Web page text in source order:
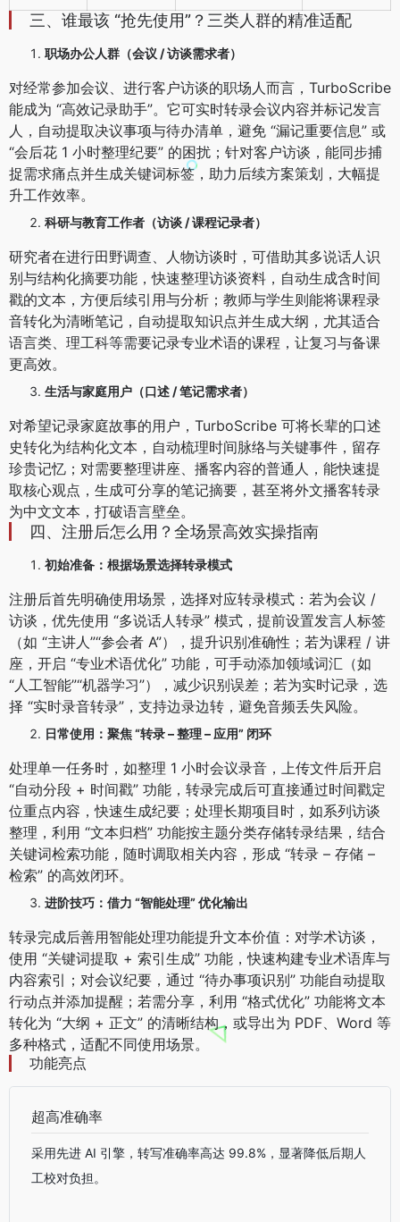
三、谁最该 “抢先使用”？三类人群的精准适配
职场办公人群（会议 / 访谈需求者）
对经常参加会议、进行客户访谈的职场人而言，TurboScribe
能成为 “高效记录助手”。它可实时转录会议内容并标记发言
人，自动提取决议事项与待办清单，避免 “漏记重要信息” 或
“会后花 1 小时整理纪要” 的困扰；针对客户访谈，能同步捕
捉需求痛点并生成关键词标签，助力后续方案策划，大幅提
升工作效率。
科研与教育工作者（访谈 / 课程记录者）
研究者在进行田野调查、人物访谈时，可借助其多说话人识
别与结构化摘要功能，快速整理访谈资料，自动生成含时间
戳的文本，方便后续引用与分析；教师与学生则能将课程录
音转化为清晰笔记，自动提取知识点并生成大纲，尤其适合
语言类、理工科等需要记录专业术语的课程，让复习与备课
更高效。
生活与家庭用户（口述 / 笔记需求者）
对希望记录家庭故事的用户，TurboScribe 可将长辈的口述
史转化为结构化文本，自动梳理时间脉络与关键事件，留存
珍贵记忆；对需要整理讲座、播客内容的普通人，能快速提
取核心观点，生成可分享的笔记摘要，甚至将外文播客转录
为中文文本，打破语言壁垒。
四、注册后怎么用？全场景高效实操指南
初始准备：根据场景选择转录模式
注册后首先明确使用场景，选择对应转录模式：若为会议 /
访谈，优先使用 “多说话人转录” 模式，提前设置发言人标签
（如 “主讲人”“参会者 A”），提升识别准确性；若为课程 / 讲
座，开启 “专业术语优化” 功能，可手动添加领域词汇（如
“人工智能”“机器学习”），减少识别误差；若为实时记录，选
择 “实时录音转录”，支持边录边转，避免音频丢失风险。
日常使用：聚焦 “转录 – 整理 – 应用” 闭环
处理单一任务时，如整理 1 小时会议录音，上传文件后开启
“自动分段 + 时间戳” 功能，转录完成后可直接通过时间戳定
位重点内容，快速生成纪要；处理长期项目时，如系列访谈
整理，利用 “文本归档” 功能按主题分类存储转录结果，结合
关键词检索功能，随时调取相关内容，形成 “转录 – 存储 –
检索” 的高效闭环。
进阶技巧：借力 “智能处理” 优化输出
转录完成后善用智能处理功能提升文本价值：对学术访谈，
使用 “关键词提取 + 索引生成” 功能，快速构建专业术语库与
内容索引；对会议纪要，通过 “待办事项识别” 功能自动提取
行动点并添加提醒；若需分享，利用 “格式优化” 功能将文本
转化为 “大纲 + 正文” 的清晰结构，或导出为 PDF、Word 等
多种格式，适配不同使用场景。
功能亮点
超高准确率
采用先进 AI 引擎，转写准确率高达 99.8%，显著降低后期人
工校对负担。